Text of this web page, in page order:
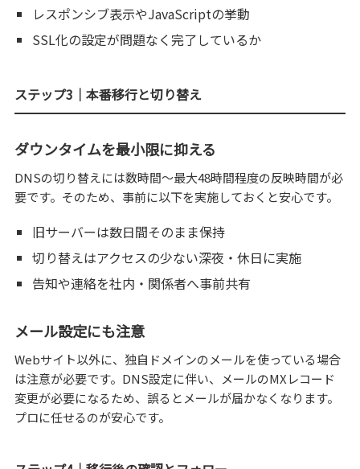
レスポンシブ表示やJavaScriptの挙動
SSL化の設定が問題なく完了しているか
ステップ3｜本番移行と切り替え
ダウンタイムを最小限に抑える
DNSの切り替えには数時間〜最大48時間程度の反映時間が必
要です。そのため、事前に以下を実施しておくと安心です。
旧サーバーは数日間そのまま保持
切り替えはアクセスの少ない深夜・休日に実施
告知や連絡を社内・関係者へ事前共有
メール設定にも注意
Webサイト以外に、独自ドメインのメールを使っている場合
は注意が必要です。DNS設定に伴い、メールのMXレコード
変更が必要になるため、誤るとメールが届かなくなります。
プロに任せるのが安心です。